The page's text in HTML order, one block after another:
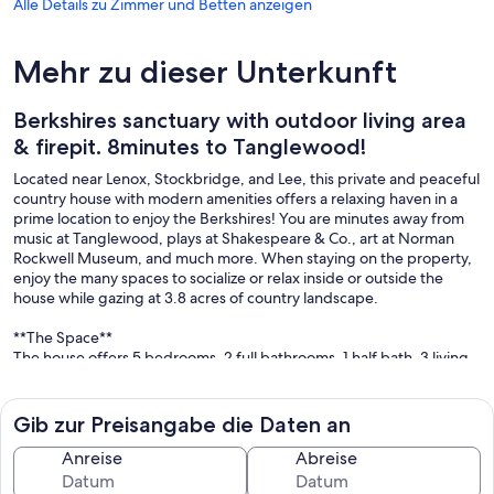
Alle Details zu Zimmer und Betten anzeigen
Mehr zu dieser Unterkunft
Berkshires sanctuary with outdoor living area
& firepit. 8minutes to Tanglewood!
Located near Lenox, Stockbridge, and Lee, this private and peaceful
country house with modern amenities offers a relaxing haven in a
prime location to enjoy the Berkshires! You are minutes away from
music at Tanglewood, plays at Shakespeare & Co., art at Norman
Rockwell Museum, and much more. When staying on the property,
enjoy the many spaces to socialize or relax inside or outside the
house while gazing at 3.8 acres of country landscape.
**The Space**
The house offers 5 bedrooms, 2 full bathrooms, 1 half bath, 3 living
stocked and organized to whip up an amazing meal while keeping
the conversation going. The dining room has a large 10-person
dining table. The bedrooms are located on either side of the
common areas offering tranquil spaces to relax, work, or sleep. The
entertainment room offers a 65” flatscreen TV to stream your
Gib zur Preisangabe die Daten an
Anreise Abreise